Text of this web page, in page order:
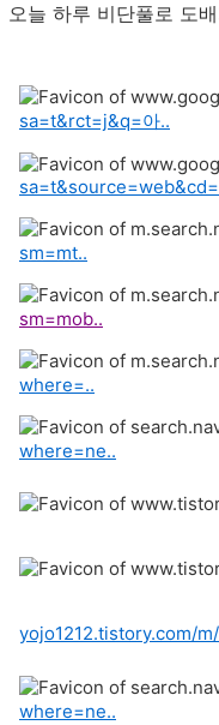
오늘 하루 비단풀로 도
sa=t&rct=j&q=아..
sm=mt..
sm=mob..
where=..
where=ne..
yojo1212.tistory.com/
where=ne..